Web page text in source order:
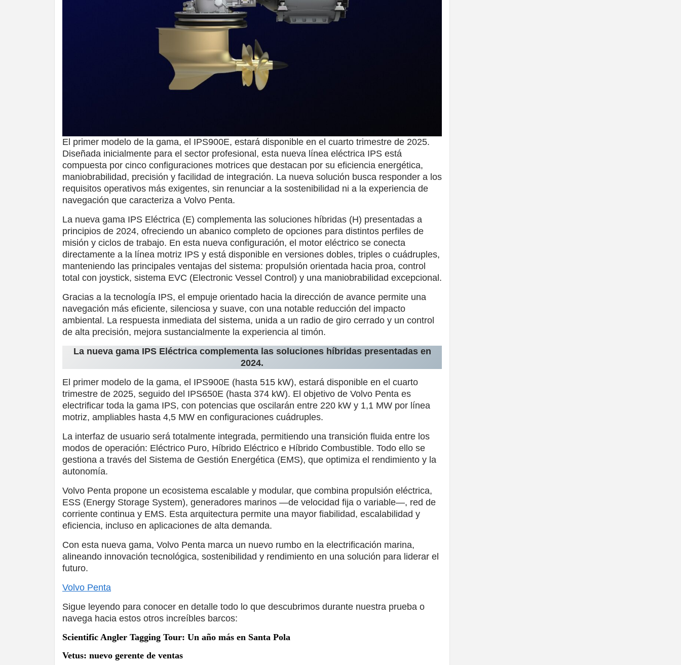
El primer modelo de la gama, el IPS900E, estará disponible en el cuarto trimestre de 2025.
Diseñada inicialmente para el sector profesional, esta nueva línea eléctrica IPS está
compuesta por cinco configuraciones motrices que destacan por su eficiencia energética,
maniobrabilidad, precisión y facilidad de integración. La nueva solución busca responder a los
requisitos operativos más exigentes, sin renunciar a la sostenibilidad ni a la experiencia de
navegación que caracteriza a Volvo Penta.
La nueva gama IPS Eléctrica (E) complementa las soluciones híbridas (H) presentadas a
principios de 2024, ofreciendo un abanico completo de opciones para distintos perfiles de
misión y ciclos de trabajo. En esta nueva configuración, el motor eléctrico se conecta
directamente a la línea motriz IPS y está disponible en versiones dobles, triples o cuádruples,
manteniendo las principales ventajas del sistema: propulsión orientada hacia proa, control
total con joystick, sistema EVC (Electronic Vessel Control) y una maniobrabilidad excepcional.
Gracias a la tecnología IPS, el empuje orientado hacia la dirección de avance permite una
navegación más eficiente, silenciosa y suave, con una notable reducción del impacto
ambiental. La respuesta inmediata del sistema, unida a un radio de giro cerrado y un control
de alta precisión, mejora sustancialmente la experiencia al timón.
La nueva gama IPS Eléctrica complementa las soluciones híbridas presentadas en
2024.
El primer modelo de la gama, el IPS900E (hasta 515 kW), estará disponible en el cuarto
trimestre de 2025, seguido del IPS650E (hasta 374 kW). El objetivo de Volvo Penta es
electrificar toda la gama IPS, con potencias que oscilarán entre 220 kW y 1,1 MW por línea
motriz, ampliables hasta 4,5 MW en configuraciones cuádruples.
La interfaz de usuario será totalmente integrada, permitiendo una transición fluida entre los
modos de operación: Eléctrico Puro, Híbrido Eléctrico e Híbrido Combustible. Todo ello se
gestiona a través del Sistema de Gestión Energética (EMS), que optimiza el rendimiento y la
autonomía.
Volvo Penta propone un ecosistema escalable y modular, que combina propulsión eléctrica,
ESS (Energy Storage System), generadores marinos —de velocidad fija o variable—, red de
corriente continua y EMS. Esta arquitectura permite una mayor fiabilidad, escalabilidad y
eficiencia, incluso en aplicaciones de alta demanda.
Con esta nueva gama, Volvo Penta marca un nuevo rumbo en la electrificación marina,
alineando innovación tecnológica, sostenibilidad y rendimiento en una solución para liderar el
futuro.
Volvo Penta
Sigue leyendo para conocer en detalle todo lo que descubrimos durante nuestra prueba o
navega hacia estos otros increíbles barcos:
Scientific Angler Tagging Tour: Un año más en Santa Pola
Vetus: nuevo gerente de ventas